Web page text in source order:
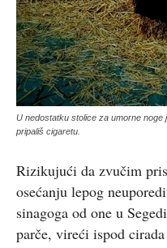
U nedostatku stolice za umorne noge
pripališ cigaretu.
Rizikujući da zvučim
osećanju lepog
sinagoga od one u
parče, vireći ispod